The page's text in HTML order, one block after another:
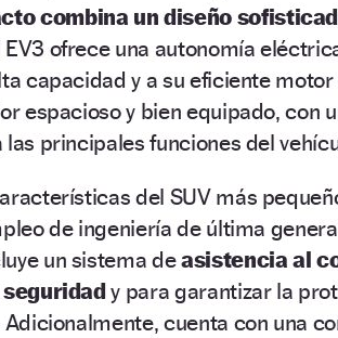
combina un diseño
EV3 ofrece una autonomía
capacidad y a su eficiente
espacioso y bien equipado, con
principales funciones del
del SUV más
de ingeniería de última
un sistema deasistencia al
y para garantizar la
cuenta con una